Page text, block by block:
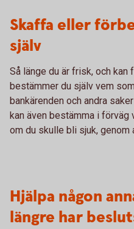
Skaffa eller
själv
Så länge du är frisk, och
bestämmer du själv vem
bankärenden och andra
kan även bestämma i
om du skulle bli sjuk,
Hjälpa någon
längre har